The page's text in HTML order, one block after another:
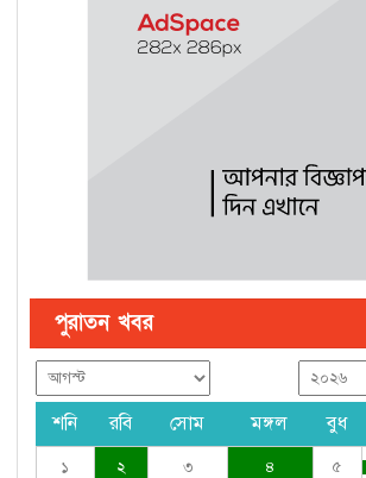
সরকারের নয়, রাষ্ট্রের বিরুদ্ধে বলা অপরাধ : তথ্যমন্ত্রী
পুরাতন খবর
শনি রবি সোম মঙ্গল বুধ
১ ২ ৩ ৪ ৫